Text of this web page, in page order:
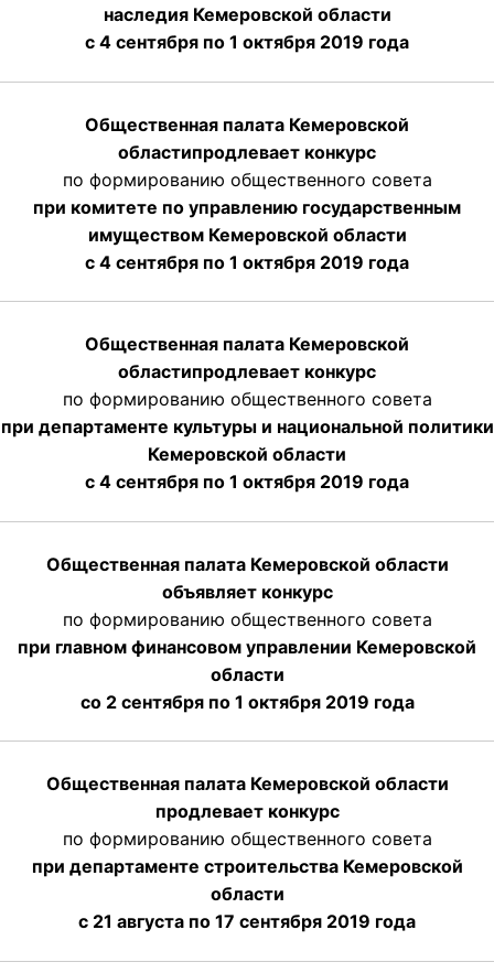
наследия Кемеровской области
с 4 сентября по 1 октября 2019 года
Общественная палата Кемеровской
областипродлевает конкурс
по формированию общественного совета
при комитете по управлению государственным
имуществом Кемеровской области
с 4 сентября по 1 октября 2019 года
Общественная палата Кемеровской
областипродлевает конкурс
по формированию общественного совета
при департаменте культуры и национальной политики
Кемеровской области
с 4 сентября по 1 октября 2019 года
Общественная палата Кемеровской области
объявляет конкурс
по формированию общественного совета
при главном финансовом управлении Кемеровской
области
со 2 сентября по 1 октября 2019 года
Общественная палата Кемеровской области
продлевает конкурс
по формированию общественного совета
при департаменте строительства Кемеровской
области
с 21 августа по 17 сентября 2019 года